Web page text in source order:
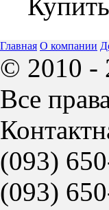
Главная О компании
© 2010 -
Все
(093)
(093)